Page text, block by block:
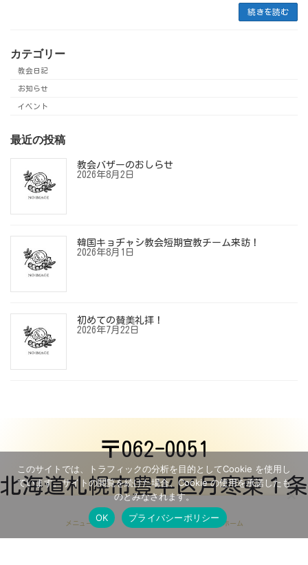
続きを読む
カテゴリー
教会日記
お知らせ
イベント
最近の投稿
教会バザーのおしらせ
2026年8月2日
韓国キョヂャシ教会短期宣教チーム来訪！
2026年8月1日
初めての賛美礼拝！
2026年7月22日
〒062-0051
北海道札幌市豊平区月寒東１条
１丁目６−１６
メニュー ホーム
このサイトでは、トラフィックの分析を目的としてCookie を使用し
ています。サイトの閲覧を続けた場合、Cookie の使用を承諾したも
のとみなされます。
OK
プライバシーポリシー